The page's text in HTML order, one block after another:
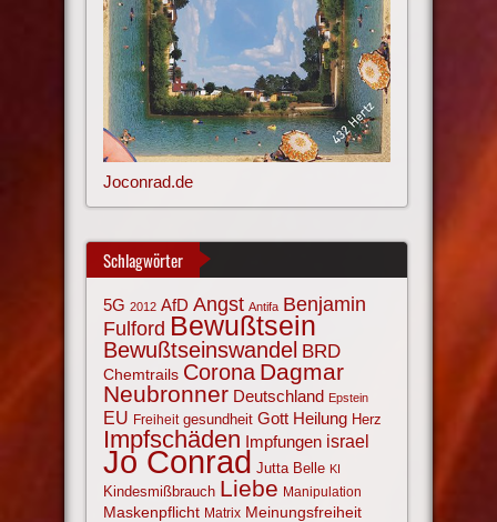
Joconrad.de
Schlagwörter
5G 2012 AfD Angst Antifa Benjamin
Fulford Bewußtsein
Bewußtseinswandel BRD
Chemtrails Corona Dagmar
Neubronner Deutschland Epstein
EU Freiheit gesundheit Gott Heilung Herz
Impfschäden Impfungen israel
Jo Conrad Jutta Belle KI
Kindesmißbrauch Liebe Manipulation
Maskenpflicht Matrix Meinungsfreiheit